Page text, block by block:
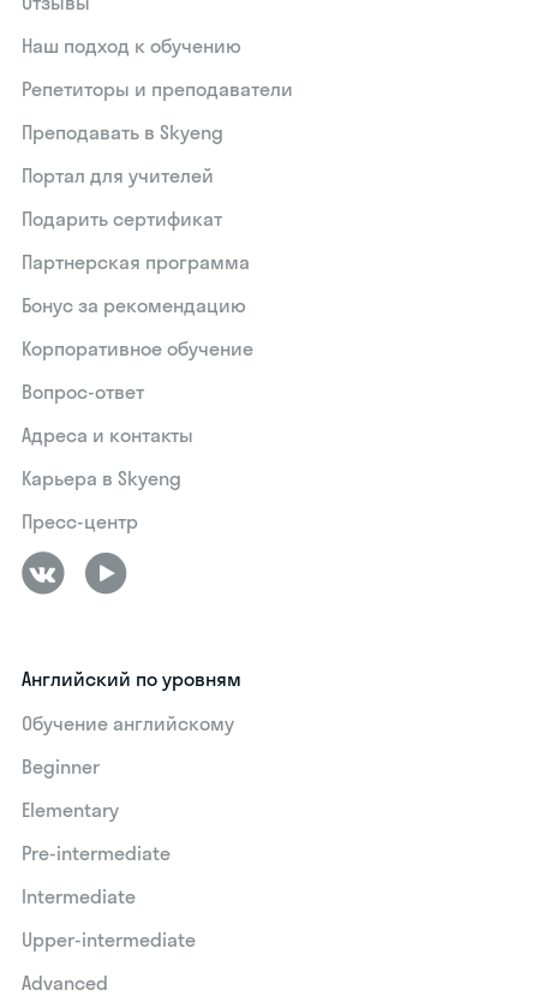
Наш подход к обучению
Репетиторы и преподаватели
Преподавать в Skyeng
Портал для учителей
Подарить сертификат
Партнерская программа
Бонус за рекомендацию
Корпоративное обучение
Вопрос-ответ
Адреса и контакты
Карьера в Skyeng
Пресс-центр
Английский по уровням
Обучение английскому
Beginner
Elementary
Pre-intermediate
Intermediate
Upper-intermediate
Advanced